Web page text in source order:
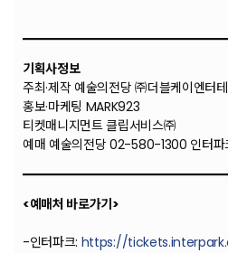
기획사정보
주최·제작 예술의전당 ㈜더블케이엔터
홍보·마케팅 MARK923
티켓매니지먼트 클립서비스㈜
예매 예술의전당 02-580-1300 인터
<예매처 바로가기>
-인터파크: https://